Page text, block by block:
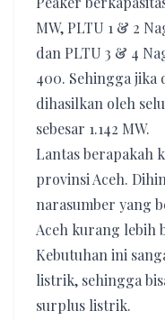
MW, PLTU 1 & 2
dan PLTU 3 & 4
400. Sehingga
dihasilkan oleh
sebesar 1.142 MW.
Lantas berapakah
provinsi Aceh.
narasumber yang
Aceh kurang lebih
Kebutuhan ini
listrik, sehingga
surplus listrik.